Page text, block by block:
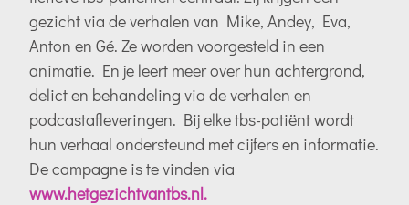
gezicht via de verhalen van Mike, Andey, Eva,
Anton en Gé. Ze worden voorgesteld in een
animatie. En je leert meer over hun achtergrond,
delict en behandeling via de verhalen en
podcastafleveringen. Bij elke tbs-patiënt wordt
hun verhaal ondersteund met cijfers en informatie.
De campagne is te vinden via
www.hetgezichtvantbs.nl.